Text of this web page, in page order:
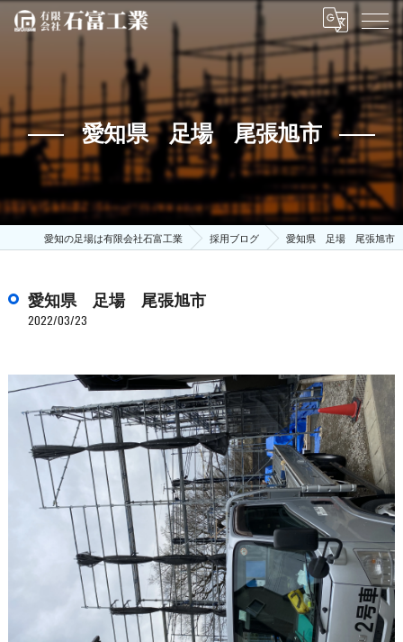
愛知県 足場 尾張旭市
愛知の足場は有限会社石富工業 採用ブログ 愛知県 足場 尾張旭市
愛知県 足場 尾張旭市
2022/03/23